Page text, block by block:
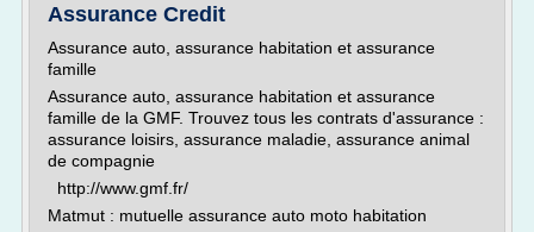
Assurance Credit
Assurance auto, assurance habitation et assurance
famille
Assurance auto, assurance habitation et assurance
famille de la GMF. Trouvez tous les contrats d'assurance :
assurance loisirs, assurance maladie, assurance animal
de compagnie
http://www.gmf.fr/
Matmut : mutuelle assurance auto moto habitation